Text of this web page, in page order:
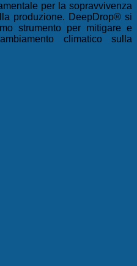
per la sopravvivenza
produzione. DeepDrop® si
strumento per mitigare e
climatico sulla